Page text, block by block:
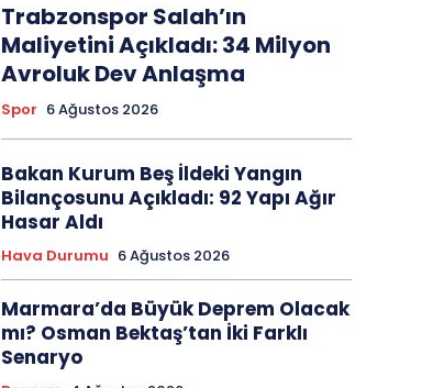
Trabzonspor Salah’ın
Maliyetini Açıkladı: 34 Milyon
Avroluk Dev Anlaşma
Spor 6 Ağustos 2026
Bakan Kurum Beş İldeki Yangın
Bilançosunu Açıkladı: 92 Yapı Ağır
Hasar Aldı
Hava Durumu 6 Ağustos 2026
Marmara’da Büyük Deprem Olacak
mı? Osman Bektaş’tan İki Farklı
Senaryo